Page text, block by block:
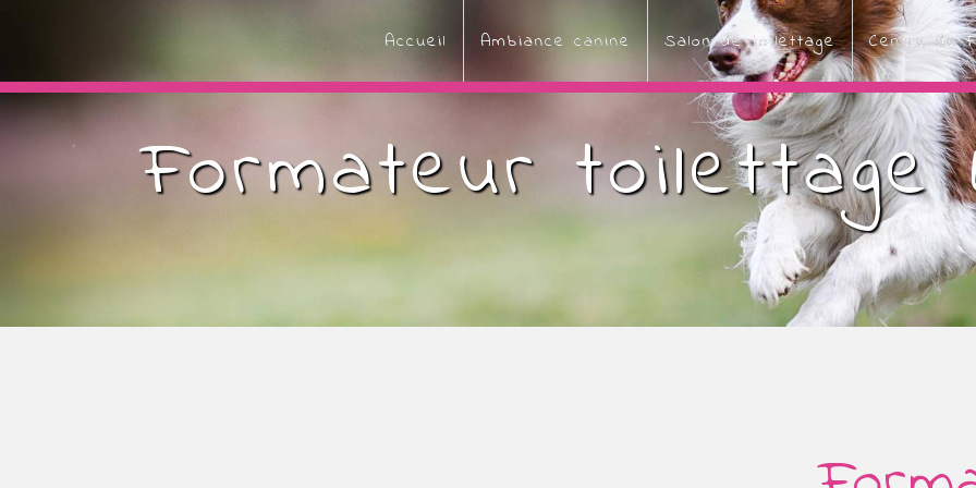
Accueil Ambiance canine Salon de toilettage Centre de
Formateur toilettage